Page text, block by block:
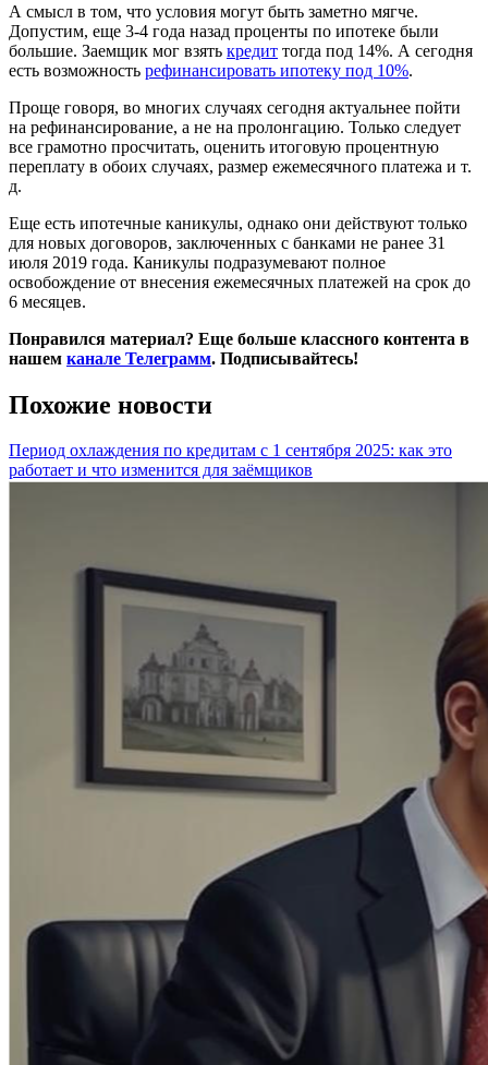
А смысл в том, что условия могут быть заметно мягче.
Допустим, еще 3-4 года назад проценты по ипотеке были
большие. Заемщик мог взять кредит тогда под 14%. А сегодня
есть возможность рефинансировать ипотеку под 10%.
Проще говоря, во многих случаях сегодня актуальнее пойти
на рефинансирование, а не на пролонгацию. Только следует
все грамотно просчитать, оценить итоговую процентную
переплату в обоих случаях, размер ежемесячного платежа и т.
д.
Еще есть ипотечные каникулы, однако они действуют только
для новых договоров, заключенных с банками не ранее 31
июля 2019 года. Каникулы подразумевают полное
освобождение от внесения ежемесячных платежей на срок до
6 месяцев.
Понравился материал? Еще больше классного контента в
нашем канале Телеграмм. Подписывайтесь!
Похожие новости
Период охлаждения по кредитам с 1 сентября 2025: как это
работает и что изменится для заёмщиков